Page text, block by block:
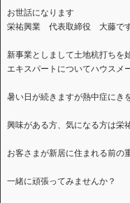
お世話になります
栄祐興業 代表取締役 大藤で
新事業としまして土地杭打ちを
エキスパートについてハウスメ
暑い日が続きますが熱中症にき
興味がある方、気になる方は栄
お客さまが新居に住まれる前の
一緒に頑張ってみませんか？